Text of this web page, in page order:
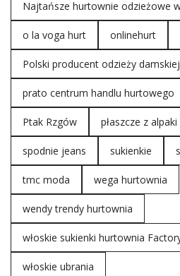
Najtańsze hurtownie odzieżowe
o la voga hurt onlinehurt
Polski producent odzieży
prato centrum handlu hurtowego
Ptak Rzgów płaszcze z alpaki
spodnie jeans sukienkie
tmc moda wega hurtownia
wendy trendy hurtownia
włoskie sukienki hurtownia
włoskie ubrania